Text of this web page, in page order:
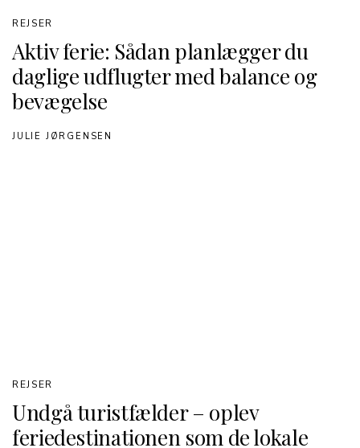
Aktiv ferie: Sådan planlægger du
daglige udflugter med balance og
bevægelse
REJSER
JULIE JØRGENSEN
Undgå turistfælder – oplev
feriedestinationen som de lokale
REJSER